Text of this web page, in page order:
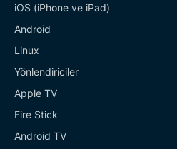
iOS (iPhone ve iPad)
Android
Linux
Yönlendiriciler
Apple TV
Fire Stick
Android TV